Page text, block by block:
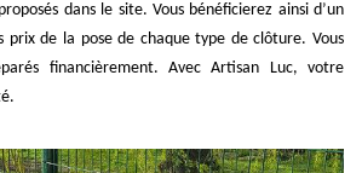
dans le site. Vous bénéficierez ainsi d’un
prix de la pose de chaque type de clôture. Vous
financièrement. Avec Artisan Luc, votre